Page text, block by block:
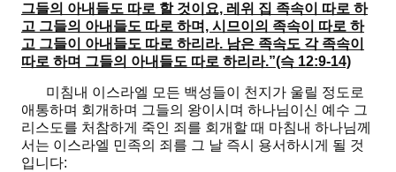
그들의 아내들도 따로 할 것이요, 레위 집 족속이 따로 하
고 그들의 아내들도 따로 하며, 시므이의 족속이 따로 하
고 그들이 아내들도 따로 하리라. 남은 족속도 각 족속이
따로 하며 그들의 아내들도 따로 하리라.”(슥 12:9-14)
미침내 이스라엘 모든 백성들이 천지가 울릴 정도로
애통하며 회개하며 그들의 왕이시며 하나님이신 예수 그
리스도를 처참하게 죽인 죄를 회개할 때 마침내 하나님께
서는 이스라엘 민족의 죄를 그 날 즉시 용서하시게 될 것
입니다: